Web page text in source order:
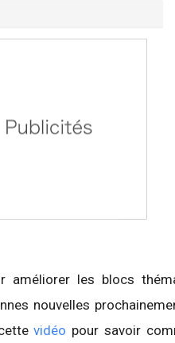
améliorer les blocs
nouvelles
vidéo pour savoir